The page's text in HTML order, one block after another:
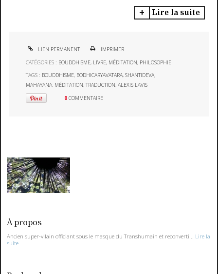
Lire la suite
LIEN PERMANENT
IMPRIMER
CATÉGORIES : BOUDDHISME, LIVRE, MÉDITATION, PHILOSOPHIE
TAGS : BOUDDHISME, BODHICARYAVATARA,SHANTIDEVA,
MAHAYANA, MÉDITATION,TRADUCTION,ALEXIS LAVIS
0 COMMENTAIRE
À propos
Ancien super-vilain officiant sous le masque du Transhumain et reconverti...
Lire la
suite